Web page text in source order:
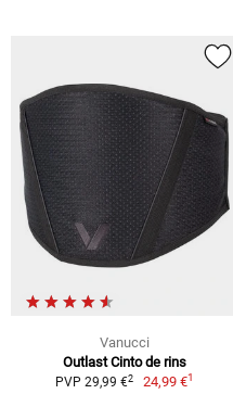
Vanucci
Outlast Cinto de rins
PVP 29,99 €2 24,99 €1